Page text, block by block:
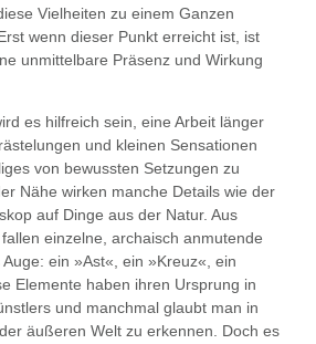
Vielheiten zu einem Ganzen
wenn dieser Punkt erreicht ist, ist
unmittelbare Präsenz und Wirkung
es hilfreich sein, eine Arbeit länger
und kleinen Sensationen
von bewussten Setzungen zu
Nähe wirken manche Details wie der
auf Dinge aus der Natur. Aus
einzelne, archaisch anmutende
ein »Ast«, ein »Kreuz«, ein
Elemente haben ihren Ursprung in
und manchmal glaubt man in
äußeren Welt zu erkennen. Doch es